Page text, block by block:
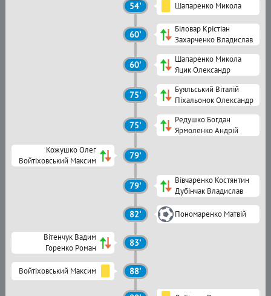
54' Шапаренко Микола
60'
Біловар Крістіан
Захарченко Владислав
60'
Шапаренко Микола
Яцик Олександр
75'
Буяльський Віталій
Піхальонок Олександр
75'
Редушко Богдан
Ярмоленко Андрій
Кожушко Олег
Войтіховський Максим
79'
79'
Вівчаренко Костянтин
Дубінчак Владислав
82' Пономаренко Матвій
Вітенчук Вадим
Горенко Роман
83'
Войтіховський Максим 88'